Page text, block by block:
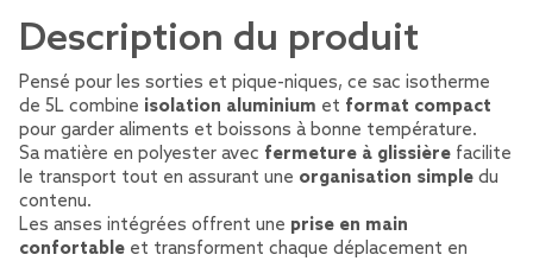
Description du produit
Pensé pour les sorties et pique-niques, ce sac isotherme
de 5L combine isolation aluminium et format compact
pour garder aliments et boissons à bonne température.
Sa matière en polyester avec fermeture à glissière facilite
le transport tout en assurant une organisation simple du
contenu.
Les anses intégrées offrent une prise en main
confortable et transforment chaque déplacement en